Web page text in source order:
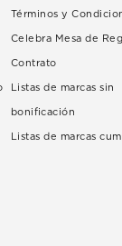
Términos y
Celebra Mesa de
Contrato
Listas de marcas sin
bonificación
Listas de marcas